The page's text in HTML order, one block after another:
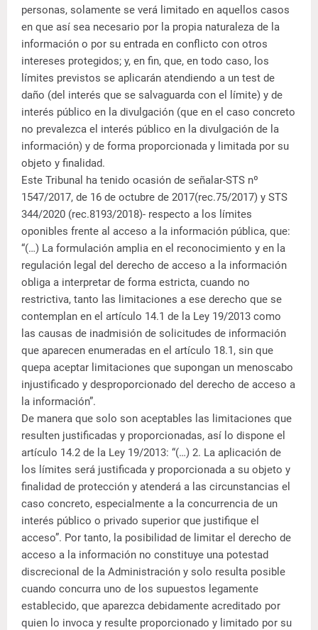
personas, solamente se verá limitado en aquellos casos
en que así sea necesario por la propia naturaleza de la
información o por su entrada en conflicto con otros
intereses protegidos; y, en fin, que, en todo caso, los
límites previstos se aplicarán atendiendo a un test de
daño (del interés que se salvaguarda con el límite) y de
interés público en la divulgación (que en el caso concreto
no prevalezca el interés público en la divulgación de la
información) y de forma proporcionada y limitada por su
objeto y finalidad.
Este Tribunal ha tenido ocasión de señalar-STS nº
1547/2017, de 16 de octubre de 2017(rec.75/2017) y STS
344/2020 (rec.8193/2018)- respecto a los límites
oponibles frente al acceso a la información pública, que:
“(…) La formulación amplia en el reconocimiento y en la
regulación legal del derecho de acceso a la información
obliga a interpretar de forma estricta, cuando no
restrictiva, tanto las limitaciones a ese derecho que se
contemplan en el artículo 14.1 de la Ley 19/2013 como
las causas de inadmisión de solicitudes de información
que aparecen enumeradas en el artículo 18.1, sin que
quepa aceptar limitaciones que supongan un menoscabo
injustificado y desproporcionado del derecho de acceso a
la información”.
De manera que solo son aceptables las limitaciones que
resulten justificadas y proporcionadas, así lo dispone el
artículo 14.2 de la Ley 19/2013: “(…) 2. La aplicación de
los límites será justificada y proporcionada a su objeto y
finalidad de protección y atenderá a las circunstancias el
caso concreto, especialmente a la concurrencia de un
interés público o privado superior que justifique el
acceso”. Por tanto, la posibilidad de limitar el derecho de
acceso a la información no constituye una potestad
discrecional de la Administración y solo resulta posible
cuando concurra uno de los supuestos legamente
establecido, que aparezca debidamente acreditado por
quien lo invoca y resulte proporcionado y limitado por su